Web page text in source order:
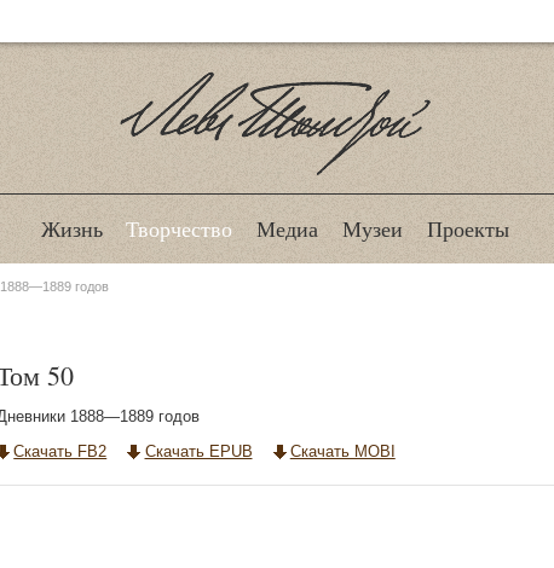
Лев Толстой
Жизнь Творчество Медиа Музеи Проекты
годов
50
1888—1889 годов
Скачать FB2
Скачать EPUB Скачать MOBI